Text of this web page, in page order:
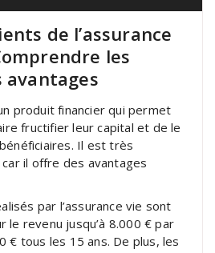
de l’assurance
les
avantages
produit financier qui permet
fructifier leur capital et de le
Il est très
il offre des avantages
par l’assurance vie sont
le revenu jusqu’à 8.000 € par
€ tous les 15 ans. De plus, les